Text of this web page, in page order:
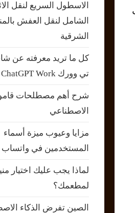
الاسطول السريع لنقل
الشامل لنقل العفش
الشرقية
كل ما تريد معرفته عن
تي وورك ChatGPT Work
شرح أهم مصطلحات
الاصطناعي
مزايا وعيوب ميزة أسماء
المستخدمين في واتساب
لماذا يجب عليك اختيار
لمطعمك؟
الصين تفرض الذكاء